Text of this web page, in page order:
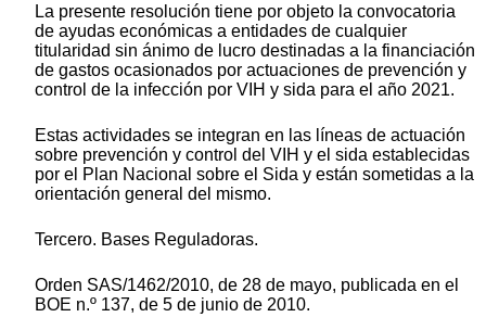
La presente resolución tiene por objeto la convocatoria
de ayudas económicas a entidades de cualquier
titularidad sin ánimo de lucro destinadas a la financiación
de gastos ocasionados por actuaciones de prevención y
control de la infección por VIH y sida para el año 2021.
Estas actividades se integran en las líneas de actuación
sobre prevención y control del VIH y el sida establecidas
por el Plan Nacional sobre el Sida y están sometidas a la
orientación general del mismo.
Tercero. Bases Reguladoras.
Orden SAS/1462/2010, de 28 de mayo, publicada en el
BOE n.º 137, de 5 de junio de 2010.